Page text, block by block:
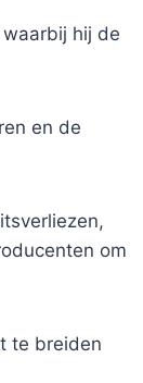
hij de
en de
om
te breiden